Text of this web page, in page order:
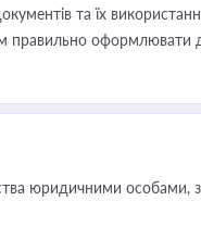
та їх
правильно оформлювати
контрагентами
юридичними особами,